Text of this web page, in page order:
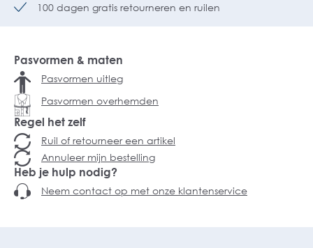
100 dagen gratis retourneren en ruilen
Pasvormen & maten
Pasvormen uitleg
Pasvormen overhemden
Regel het zelf
Ruil of retourneer een artikel
Annuleer mijn bestelling
Heb je hulp nodig?
Neem contact op met onze klantenservice